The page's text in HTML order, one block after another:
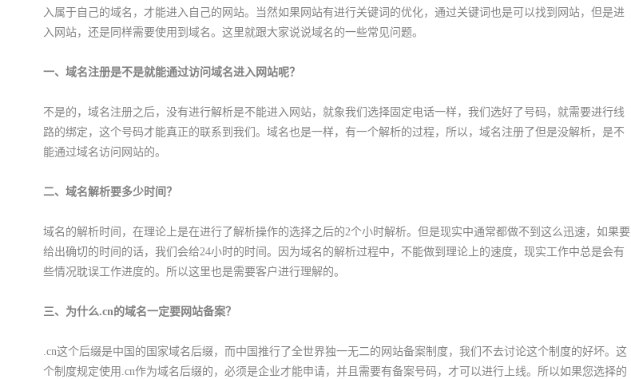
入属于自己的域名，才能进入自己的网站。当然如果网站有进行关键词的优化，通过关键词也是可以找到网站，但是进
入网站，还是同样需要使用到域名。这里就跟大家说说域名的一些常见问题。
一、域名注册是不是就能通过访问域名进入网站呢？
不是的，域名注册之后，没有进行解析是不能进入网站，就象我们选择固定电话一样，我们选好了号码，就需要进行线
路的绑定，这个号码才能真正的联系到我们。域名也是一样，有一个解析的过程，所以，域名注册了但是没解析，是不
能通过域名访问网站的。
二、域名解析要多少时间？
域名的解析时间，在理论上是在进行了解析操作的选择之后的2个小时解析。但是现实中通常都做不到这么迅速，如果要
给出确切的时间的话，我们会给24小时的时间。因为域名的解析过程中，不能做到理论上的速度，现实工作中总是会有
些情况耽误工作进度的。所以这里也是需要客户进行理解的。
三、为什么.cn的域名一定要网站备案？
.cn这个后缀是中国的国家域名后缀，而中国推行了全世界独一无二的网站备案制度，我们不去讨论这个制度的好坏。这
个制度规定使用.cn作为域名后缀的，必须是企业才能申请，并且需要有备案号码，才可以进行上线。所以如果您选择的